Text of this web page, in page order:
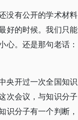
没有公开的学术材料
好的时候。我们只能
心。还是那句老话：
央开过一次全国知识
次会议，与知识分子
识分子有一个判断，